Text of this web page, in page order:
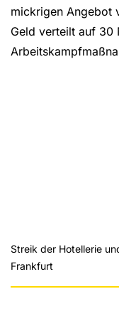
Streik der Hotellerie
Frankfurt
mickrigen Angebot
Geld verteilt auf 30